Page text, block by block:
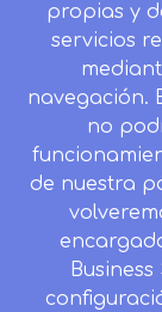
Blog
Mapa del
Desistir
CONTACTO
Camino de
EDTECH,
propias y
servicios
navegación.
no
de nuestra